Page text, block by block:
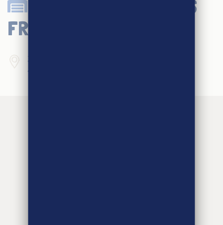
LABEYRIE FINE FOODS
FRANCE
39 route de Bayonne
40230 ST GEOURS DE MAREMNE